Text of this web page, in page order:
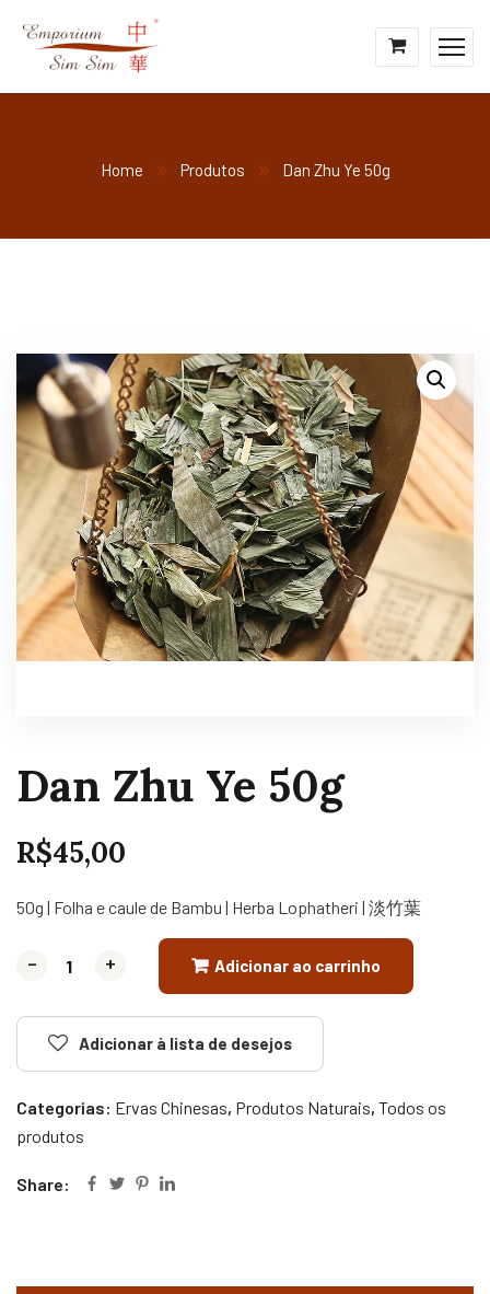
Home Produtos Dan Zhu Ye 50g
Dan Zhu Ye 50g
R$45,00
50g | Folha e caule de Bambu | Herba Lophatheri | 淡竹葉
- +
- + Adicionar ao carrinho
Adicionar à lista de desejos
Categorias: Ervas Chinesas, Produtos Naturais, Todos os
produtos
Share: